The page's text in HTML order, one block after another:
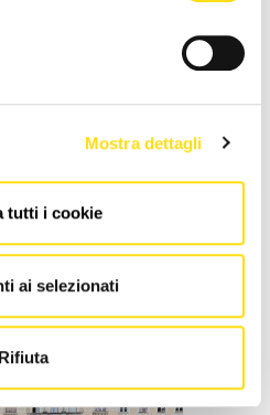
Mostra dettagli
tutti i cookie
ai selezionati
Rifiuta
di
parole del Ministro
07 Maggio 2024